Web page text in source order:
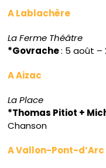
A Lablachère
La Ferme Théâtre
*Govrache: 5 août
A Aizac
La Place
*Thomas Pitiot +
Chanson
A Vallon-Pont-d’Arc